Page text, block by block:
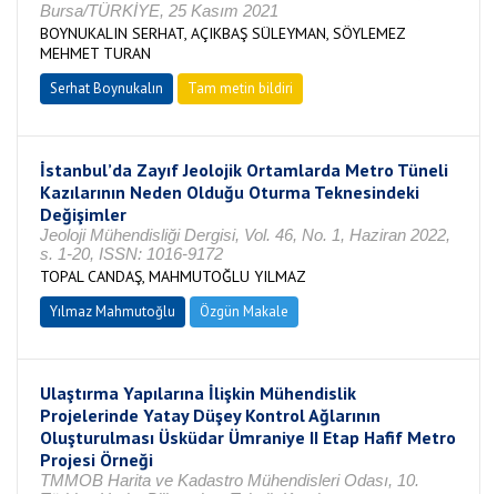
Bursa/TÜRKİYE, 25 Kasım 2021
BOYNUKALIN SERHAT, AÇIKBAŞ SÜLEYMAN, SÖYLEMEZ
MEHMET TURAN
Serhat Boynukalın Tam metin bildiri
İstanbul’da Zayıf Jeolojik Ortamlarda Metro Tüneli
Kazılarının Neden Olduğu Oturma Teknesindeki
Değişimler
Jeoloji Mühendisliği Dergisi, Vol. 46, No. 1, Haziran 2022,
s. 1-20, ISSN: 1016-9172
TOPAL CANDAŞ, MAHMUTOĞLU YILMAZ
Yılmaz Mahmutoğlu Özgün Makale
Ulaştırma Yapılarına İlişkin Mühendislik
Projelerinde Yatay Düşey Kontrol Ağlarının
Oluşturulması Üsküdar Ümraniye II Etap Hafif Metro
Projesi Örneği
TMMOB Harita ve Kadastro Mühendisleri Odası, 10.